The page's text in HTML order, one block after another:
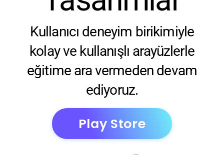
Kullanıcı deneyim birikimiyle
kolay ve kullanışlı arayüzlerle
eğitime ara vermeden devam
ediyoruz.
Play Store